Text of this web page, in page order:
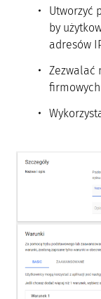
Utworzyć
by
adresów
Zezwalać